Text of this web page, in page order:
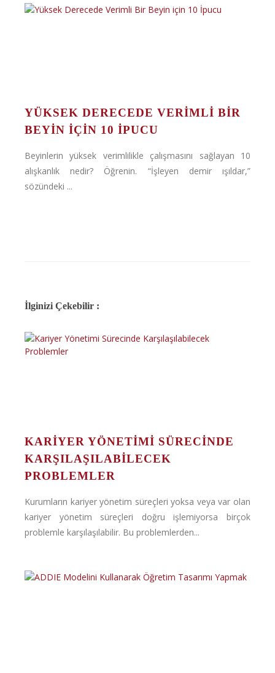
YÜKSEK DERECEDE VERIMLI BIR
BEYIN IÇIN 10 İPUCU
Beyinlerin yüksek verimlilikle çalışmasını sağlayan 10
alışkanlık nedir? Öğrenin. “İşleyen demir ışıldar,”
sözündeki ...
İlginizi Çekebilir :
KARIYER YÖNETIMI SÜRECINDE
KARŞILAŞILABILECEK
PROBLEMLER
Kurumların kariyer yönetim süreçleri yoksa veya var olan
kariyer yönetim süreçleri doğru işlemiyorsa birçok
problemle karşılaşılabilir. Bu problemlerden...